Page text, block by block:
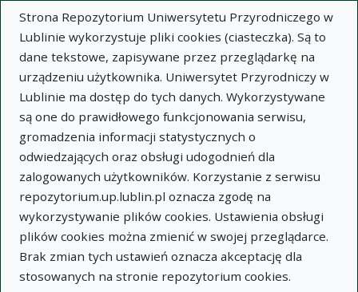
Strona Repozytorium Uniwersytetu Przyrodniczego w
Lublinie wykorzystuje pliki cookies (ciasteczka). Są to
dane tekstowe, zapisywane przez przeglądarkę na
urządzeniu użytkownika. Uniwersytet Przyrodniczy w
Lublinie ma dostęp do tych danych. Wykorzystywane
są one do prawidłowego funkcjonowania serwisu,
gromadzenia informacji statystycznych o
odwiedzających oraz obsługi udogodnień dla
zalogowanych użytkowników. Korzystanie z serwisu
repozytorium.up.lublin.pl oznacza zgodę na
wykorzystywanie plików cookies. Ustawienia obsługi
plików cookies można zmienić w swojej przeglądarce.
Brak zmian tych ustawień oznacza akceptację dla
stosowanych na stronie repozytorium cookies.
Wyszukaj
Repozytorium Uniwersytetu
Przyrodniczego w Lublinie
Kolekcje